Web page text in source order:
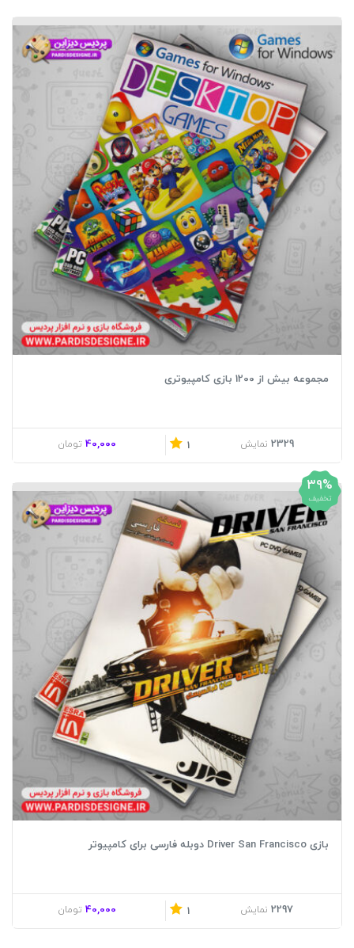
مجموعه بیش از 1200 بازی کامپیوتری
2329 نمایش 1
40,000 تومان
39%
تخفیف
بازی Driver San Francisco دوبله فارسی برای کامپیوتر
2297 نمایش 1
40,000 تومان